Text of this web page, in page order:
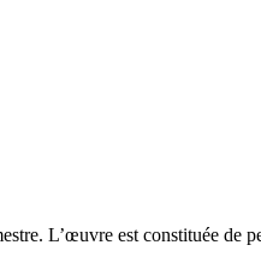
L’œuvre est constituée de